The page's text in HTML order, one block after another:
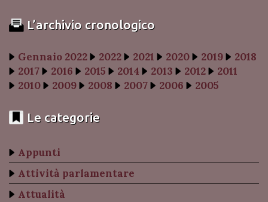
L’archivio cronologico
Gennaio 2022 2022 2021 2020 2019
2018
2017
2016 2015 2014 2013 2012
2011
2010
2009 2008 2007 2006 2005
Le categorie
Appunti
Attività parlamentare
Attualità